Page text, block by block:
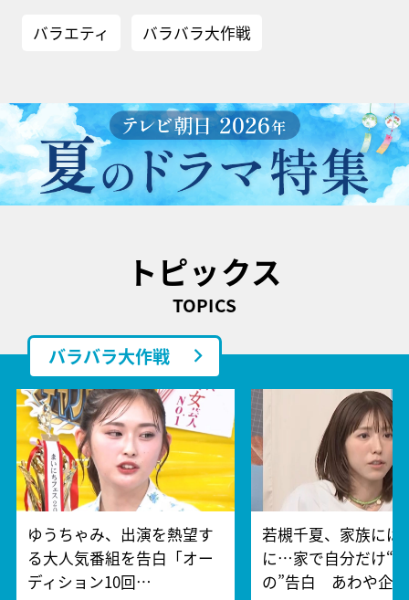
バラエティ バラバラ大作戦
トピックス
TOPICS
バラバラ大作戦
ゆうちゃみ、出演を熱望す
る大人気番組を告白「オー
ディション10回…
若槻千夏、家族には
に…家で自分だけ“
の”告白 あわや企…